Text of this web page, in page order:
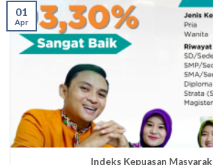
Indeks Kepuasan
01
Apr